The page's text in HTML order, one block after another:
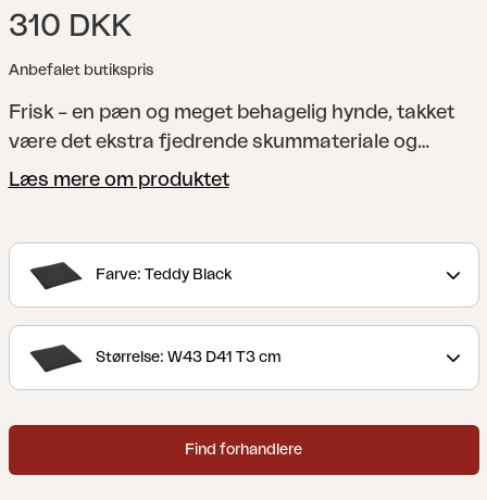
310 DKK
Anbefalet butikspris
Frisk – en pæn og meget behagelig hynde, takket
være det ekstra fjedrende skummateriale og
skridsikre materiale på undersiden. En alsidig
Læs mere om produktet
Farve: Teddy Black
Størrelse: W43 D41 T3 cm
Find forhandlere